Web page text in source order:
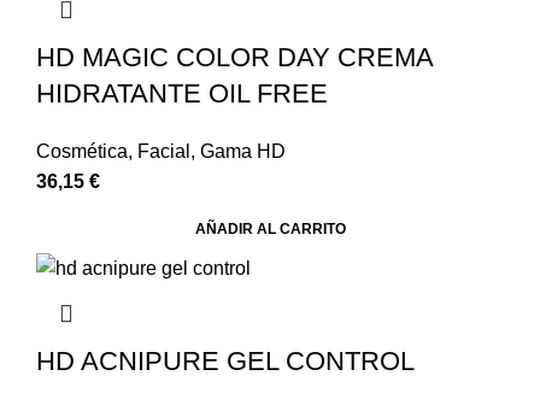
HD MAGIC COLOR DAY CREMA
HIDRATANTE OIL FREE
Cosmética, Facial , Gama HD
36,15 €
AÑADIR AL CARRITO
HD ACNIPURE GEL CONTROL